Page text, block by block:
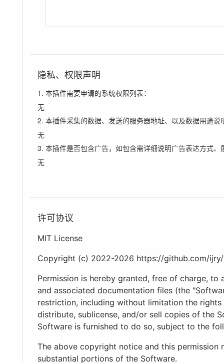
隐私、权限声明
1. 本插件需要申请的系统权限列表：
无
2. 本插件采集的数据、发送的服务器地址、以及数据用途说
无
3. 本插件是否包含广告，如包含需详细说明广告表达方式、
无
许可协议
MIT License
Copyright (c) 2022-2026 https://github.com/
Permission is hereby granted, free of charge,
and associated documentation files (the
restriction, including without limitation the
distribute, sublicense, and/or sell copies of the
Software is furnished to do so, subject to the
The above copyright notice and this permission
substantial portions of the Software.